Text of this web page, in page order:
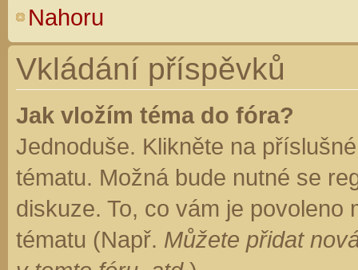
Nahoru
Vkládání příspěvků
Jak vložím téma do fóra?
Jednoduše. Klikněte na
tématu. Možná bude nutné se
diskuze. To, co vám je
tématu (Např. Můžete přidat